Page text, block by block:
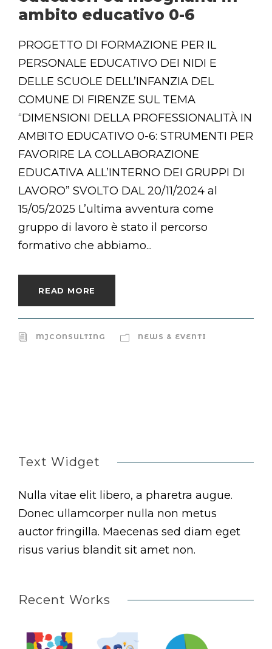
ambito educativo 0-6
PROGETTO DI FORMAZIONE PER IL
PERSONALE EDUCATIVO DEI NIDI E
DELLE SCUOLE DELL’INFANZIA DEL
COMUNE DI FIRENZE SUL TEMA
“DIMENSIONI DELLA PROFESSIONALITÀ IN
AMBITO EDUCATIVO 0-6: STRUMENTI PER
FAVORIRE LA COLLABORAZIONE
EDUCATIVA ALL’INTERNO DEI GRUPPI DI
LAVORO” SVOLTO DAL 20/11/2024 al
15/05/2025 L’ultima avventura come
gruppo di lavoro è stato il percorso
formativo che abbiamo...
READ MORE
MJCONSULTING NEWS & EVENTI
Text Widget
Nulla vitae elit libero, a pharetra augue.
Donec ullamcorper nulla non metus
auctor fringilla. Maecenas sed diam eget
risus varius blandit sit amet non.
Recent Works